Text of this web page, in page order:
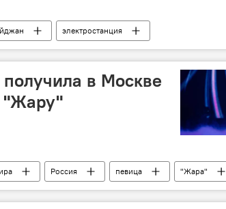
электростанция
получила в Москве
"Жару"
Россия певица
"Жара"